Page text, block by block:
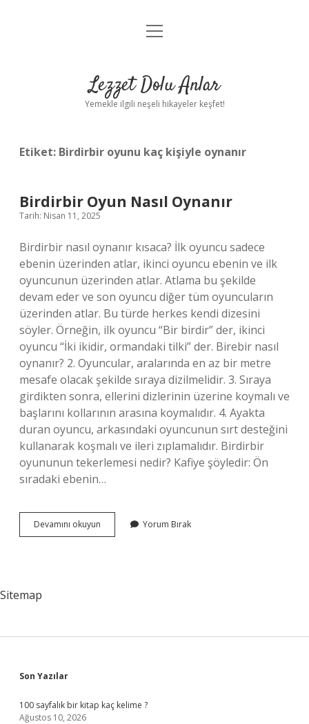
Anasayfa
Yasal Uyarı
menüyü
Lezzet Dolu Anlar
Yemekle ilgili neşeli hikayeler keşfet!
Etiket: Birdirbir oyunu kaç kişiyle oynanır
Birdirbir Oyun Nasıl Oynanır
Tarih: Nisan 11, 2025
Birdirbir nasıl oynanır kısaca? İlk oyuncu sadece
ebenin üzerinden atlar, ikinci oyuncu ebenin ve ilk
oyuncunun üzerinden atlar. Atlama bu şekilde
devam eder ve son oyuncu diğer tüm oyuncuların
üzerinden atlar. Bu türde herkes kendi dizesini
söyler. Örneğin, ilk oyuncu “Bir birdir” der, ikinci
oyuncu “İki ikidir, ormandaki tilki” der. Birebir nasıl
oynanır? 2. Oyuncular, aralarında en az bir metre
mesafe olacak şekilde sıraya dizilmelidir. 3. Sıraya
girdikten sonra, ellerini dizlerinin üzerine koymalı ve
başlarını kollarının arasına koymalıdır. 4. Ayakta
duran oyuncu, arkasındaki oyuncunun sırt desteğini
kullanarak koşmalı ve ileri zıplamalıdır. Birdirbir
oyununun tekerlemesi nedir? Kafiye şöyledir: Ön
sıradaki ebenin…
Devamını okuyun Birdirbir
Oyun
Yorum Bırak
Sitemap
Sidebar
Son Yazılar
100 sayfalık bir kitap kaç kelime ?
Ağustos 10, 2026